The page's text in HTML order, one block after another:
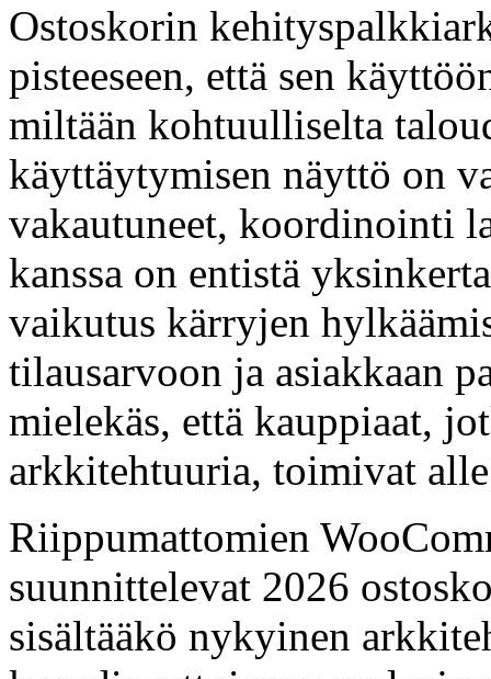
Ostoskorin
pisteeseen, että sen
miltään kohtuulliselta
käyttäytymisen näyttö on
vakautuneet, koordinointi
kanssa on entistä
vaikutus kärryjen
tilausarvoon ja asiakkaan
mielekäs, että kauppiaat,
arkkitehtuuria, toimivat
Riippumattomien
suunnittelevat 2026
sisältääkö nykyinen